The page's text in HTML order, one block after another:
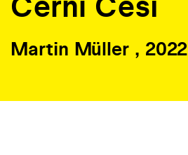
Martin Müller , 2022